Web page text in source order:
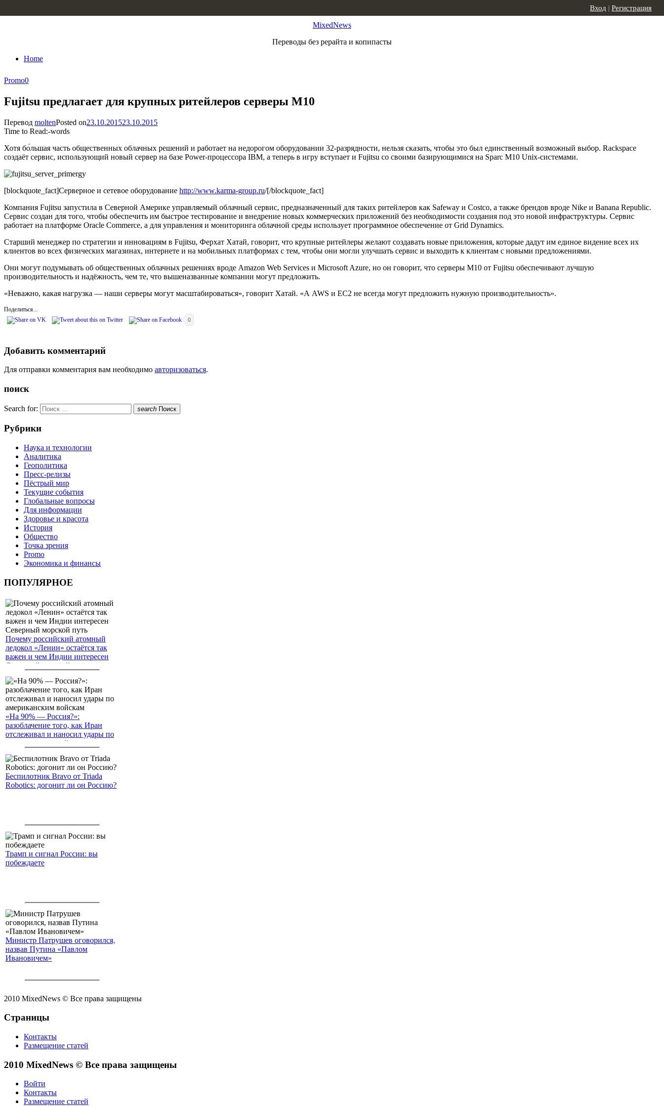
MixedNews
Переводы без рерайта и копипасты
Home
Вход | Регистрация
Promo0
Fujitsu предлагает для крупных ритейлеров серверы M10
Перевод moltenPosted on23.10.201523.10.2015
Time to Read:-words
Хотя бо́льшая часть общественных облачных решений и работает на недорогом оборудовании 32-разрядности, нельзя сказать, чтобы это был единственный возможный выбор. Rackspace
создаёт сервис, использующий новый сервер на базе Power-процессора IBM, а теперь в игру вступает и Fujitsu со своими базирующимися на Sparc M10 Unix-системами.
[blockquote_fact]Серверное и сетевое оборудование http://www.karma-group.ru/[/blockquote_fact]
Компания Fujitsu запустила в Северной Америке управляемый облачный сервис, предназначенный для таких ритейлеров как Safeway и Costco, а также брендов вроде Nike и Banana Republic.
Сервис создан для того, чтобы обеспечить им быстрое тестирование и внедрение новых коммерческих приложений без необходимости создания под это новой инфраструктуры. Сервис
работает на платформе Oracle Commerce, а для управления и мониторинга облачной среды использует программное обеспечение от Grid Dynamics.
Старший менеджер по стратегии и инновациям в Fujitsu, Ферхат Хатай, говорит, что крупные ритейлеры желают создавать новые приложения, которые дадут им единое видение всех их
клиентов во всех физических магазинах, интернете и на мобильных платформах с тем, чтобы они могли улучшать сервис и выходить к клиентам с новыми предложениями.
Они могут подумывать об общественных облачных решениях вроде Amazon Web Services и Microsoft Azure, но он говорит, что серверы M10 от Fujitsu обеспечивают лучшую
производительность и надёжность, чем те, что вышеназванные компании могут предложить.
«Неважно, какая нагрузка — наши серверы могут масштабироваться», говорит Хатай. «А AWS и EC2 не всегда могут предложить нужную производительность».
Поделиться...
0
Добавить комментарий
Для отправки комментария вам необходимо авторизоваться.
поиск
Search for: search Поиск
Рубрики
Наука и технологии
Аналитика
Геополитика
Пресс-релизы
Пёстрый мир
Текущие события
Глобальные вопросы
Для информации
Здоровье и красота
История
Общество
Точка зрения
Promo
Экономика и финансы
ПОПУЛЯРНОЕ
Почему российский атомный
ледокол «Ленин» остаётся так
важен и чем Индии интересен
Северный морской путь
«На 90% — Россия?»:
разоблачение того, как Иран
отслеживал и наносил удары по
американским войскам
Беспилотник Bravo от Triada
Robotics: догонит ли он Россию?
Трамп и сигнал России: вы
побеждаете
Министр Патрушев оговорился,
назвав Путина «Павлом
Ивановичем»
2010 MixedNews © Все права защищены
Страницы
Контакты
Размещение статей
2010 MixedNews © Все права защищены
Войти
Контакты
Размещение статей